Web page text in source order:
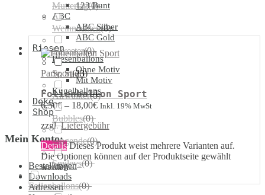
123 Bunt
ABC
ABC Silber
ABC Gold
Riesen
Riesenballons
Ohne Motiv
Mit Motiv
Kugelballons
Deko
Shop
Mein Konto:
Bestellungen
Downloads
Adressen
Party,Sport
Folienballon Sport
6,50€– 18,00€ Inkl. 19% MwSt
zzgl.Liefergebühr
Details Dieses Produkt weist mehrere Varianten auf.
Die Optionen können auf der Produktseite gewählt
werden
Muttertag(0)
Weihnachten(0)
Silvester(0)
Sport(23)
Airwalker(0)
Bubbles(0)
Singende(0)
Smileys(0)
Folienballons(0)